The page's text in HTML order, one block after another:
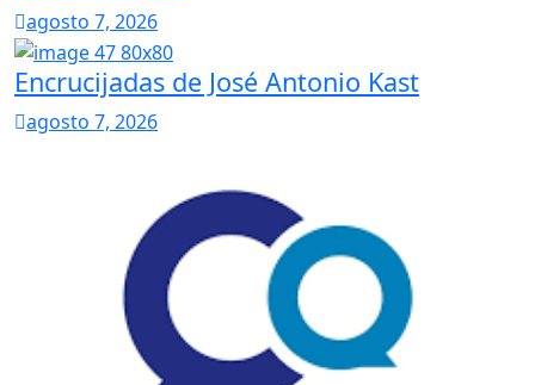
agosto 7, 2026
Encrucijadas de José Antonio Kast
agosto 7, 2026